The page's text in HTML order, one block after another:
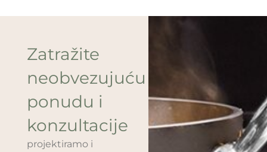
Zatražite
neobvezujuću
ponudu i
konzultacije
projektiramo i